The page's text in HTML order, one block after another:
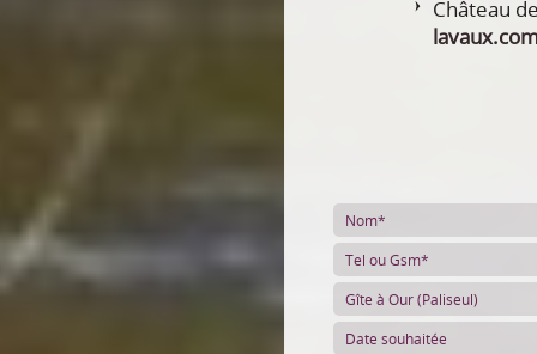
Château